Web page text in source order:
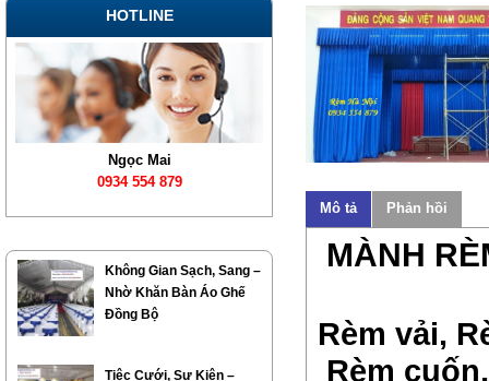
Mô tả Phản hồi
MÀNH
Rèm vải,
Rèm
HOTLINE
Ngọc Mai
0934 554 879
Không Gian Sạch, Sang –
Nhờ Khăn Bàn Áo Ghế
Đồng Bộ
Tiệc Cưới, Sự Kiện –